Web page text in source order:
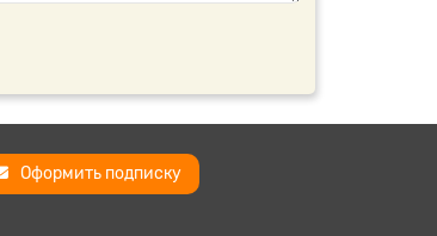
Оформить подписку